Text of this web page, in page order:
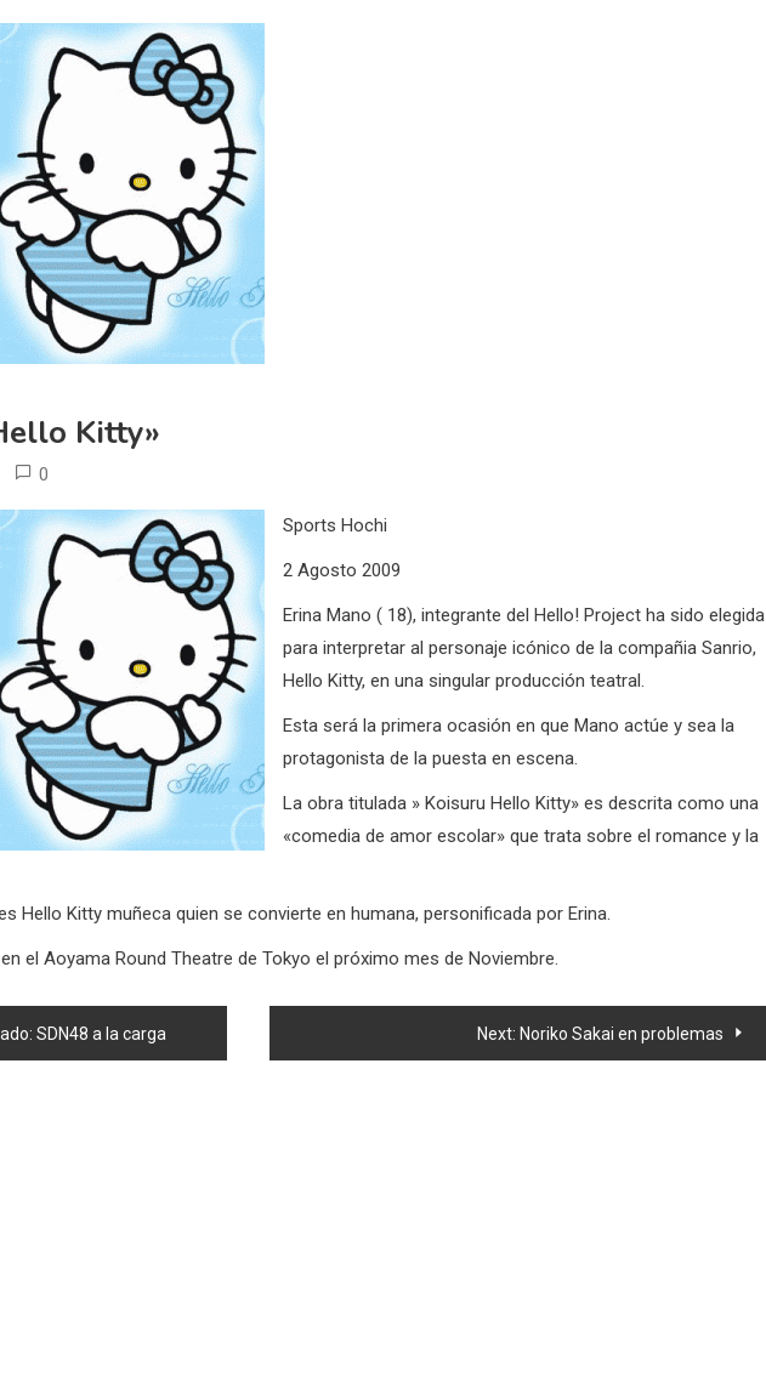
Kitty»
0
Sports Hochi
2 Agosto 2009
Erina Mano ( 18), integrante del Hello! Project ha sido elegida
para interpretar al personaje icónico de la compañia Sanrio,
Hello Kitty, en una singular producción teatral.
Esta será la primera ocasión en que Mano actúe y sea la
protagonista de la puesta en escena.
La obra titulada » Koisuru Hello Kitty» es descrita como una
«comedia de amor escolar» que trata sobre el romance y la
Hello Kitty muñeca quien se convierte en humana, personificada por Erina.
el Aoyama Round Theatre de Tokyo el próximo mes de Noviembre.
SDN48 a la carga Next: Noriko Sakai en problemas